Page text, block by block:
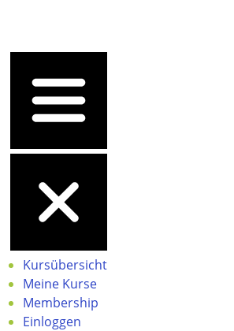
Kursübersicht
Meine Kurse
Membership
Einloggen